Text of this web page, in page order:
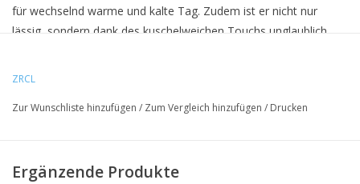
für wechselnd warme und kalte Tag. Zudem ist er nicht nur
lässig, sondern dank des kuschelweichen Touchs unglaublich
einem praktischen Kleidungsstück.
• 100% Bio-Baumwolle
ZRCL
Zur Wunschliste hinzufügen / Zum Vergleich hinzufügen / Drucken
Ergänzende Produkte